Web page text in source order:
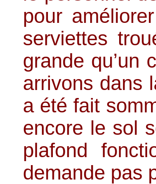
pour
serviettes
grande qu’un
arrivons dans
a été fait
encore le sol
plafond
demande pas